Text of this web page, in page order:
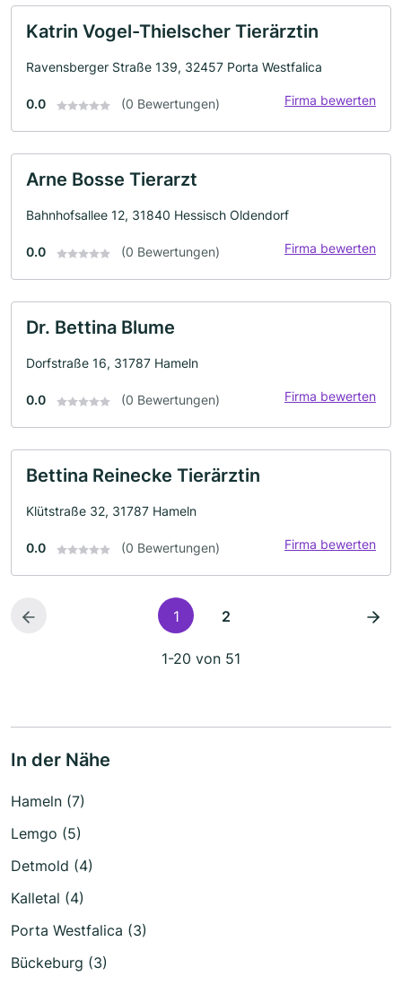
Katrin Vogel-Thielscher Tierärztin
Ravensberger Straße 139, 32457 Porta Westfalica
0.0 (0 Bewertungen) Firma bewerten
Arne Bosse Tierarzt
Bahnhofsallee 12, 31840 Hessisch Oldendorf
0.0 (0 Bewertungen) Firma bewerten
Dr. Bettina Blume
Dorfstraße 16, 31787 Hameln
0.0 (0 Bewertungen) Firma bewerten
Bettina Reinecke Tierärztin
Klütstraße 32, 31787 Hameln
0.0 (0 Bewertungen) Firma bewerten
1 2
1-20 von 51
In der Nähe
Hameln (7)
Lemgo (5)
Detmold (4)
Kalletal (4)
Porta Westfalica (3)
Bückeburg (3)